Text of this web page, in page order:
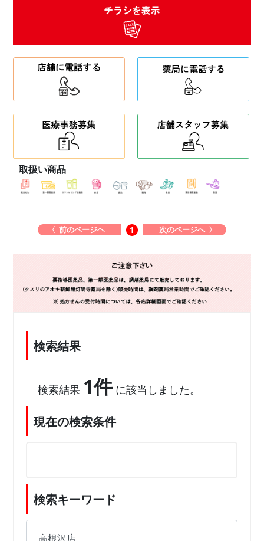
取扱い商品
〈 前のページヘ 1 次のページへ 〉
検索結果
検索結果 1件に該当しました。
現在の検索条件
検索キーワード